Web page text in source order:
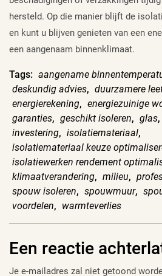
hersteld. Op die manier blijft de
en kunt u blijven genieten van een
een aangenaam binnenklimaat.
Tags: aangename
deskundig advies, duurzamere
energierekening, energiezuinige
garanties, geschikt isoleren, glas,
investering, isolatiemateriaal,
isolatiemateriaal keuze
isolatiewerken rendement
klimaatverandering, milieu,
spouw isoleren, spouwmuur,
voordelen, warmteverlies
Een reactie
Je e-mailadres zal niet getoond